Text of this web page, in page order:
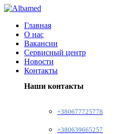
Главная
О нас
Вакансии
Сервисный центр
Новости
Контакты
Наши контакты
+380677725778
+380639665257